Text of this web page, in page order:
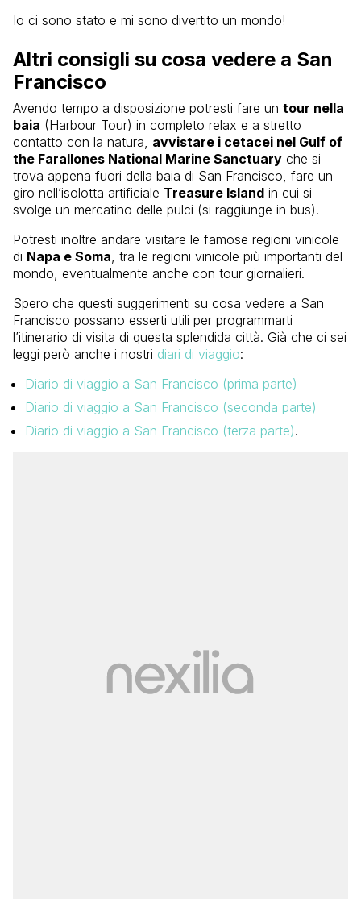
Io ci sono stato e mi sono divertito un mondo!
Altri consigli su cosa vedere a San
Francisco
Avendo tempo a disposizione potresti fare un tour nella
baia (Harbour Tour) in completo relax e a stretto
contatto con la natura, avvistare i cetacei nel Gulf of
the Farallones National Marine Sanctuary che si
trova appena fuori della baia di San Francisco, fare un
giro nell’isolotta artificiale Treasure Island in cui si
svolge un mercatino delle pulci (si raggiunge in bus).
Potresti inoltre andare visitare le famose regioni vinicole
di Napa e Soma, tra le regioni vinicole più importanti del
mondo, eventualmente anche con tour giornalieri.
Spero che questi suggerimenti su cosa vedere a San
Francisco possano esserti utili per programmarti
l’itinerario di visita di questa splendida città. Già che ci sei
leggi però anche i nostri diari di viaggio:
Diario di viaggio a San Francisco (prima parte)
Diario di viaggio a San Francisco (seconda parte)
Diario di viaggio a San Francisco (terza parte).